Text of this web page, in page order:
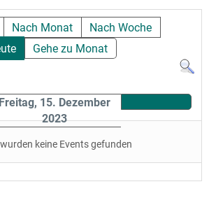
Nach Monat
Nach Woche
Gehe zu Monat
Freitag, 15. Dezember
2023
keine Events gefunden